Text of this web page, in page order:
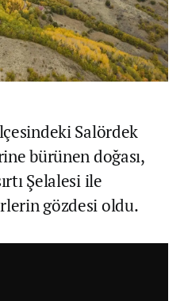
Salördek
bürünen doğası,
Şelalesi ile
gözdesi oldu.